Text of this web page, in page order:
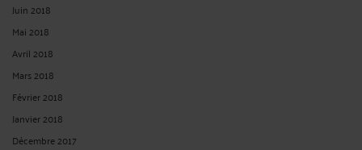
Juin 2018
Mai 2018
Avril 2018
Mars 2018
Février 2018
Janvier 2018
Décembre 2017